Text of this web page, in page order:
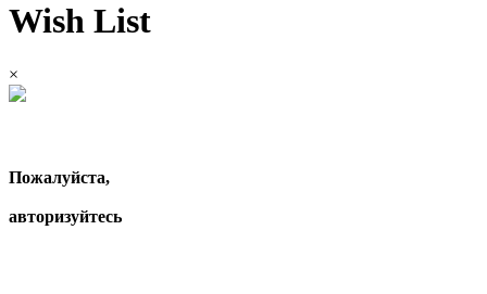
Wish List
×
Пожалуйста,
авторизуйтесь